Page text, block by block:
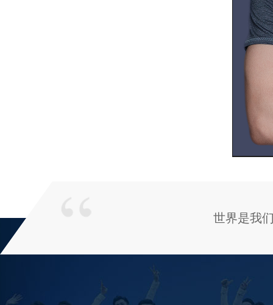
世界是我